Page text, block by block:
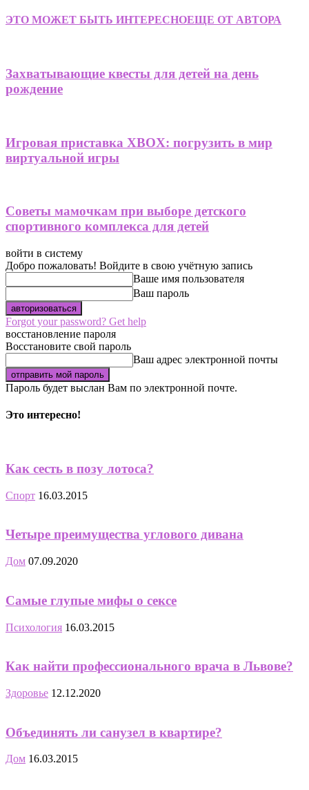
ЭТО МОЖЕТ БЫТЬ ИНТЕРЕСНОЕЩЕ ОТ АВТОРА
Захватывающие квесты для детей на день
рождение
Игровая приставка XBOX: погрузить в мир
виртуальной игры
Советы мамочкам при выборе детского
спортивного комплекса для детей
войти в систему
Добро пожаловать! Войдите в свою учётную запись
Ваше имя пользователя
Ваш пароль
Forgot your password? Get help
восстановление пароля
Восстановите свой пароль
Ваш адрес электронной почты
Пароль будет выслан Вам по электронной почте.
Это интересно!
Как сесть в позу лотоса?
Спорт 16.03.2015
Четыре преимущества углового дивана
Дом 07.09.2020
Самые глупые мифы о сексе
Психология 16.03.2015
Как найти профессионального врача в Львове?
Здоровье 12.12.2020
Объединять ли санузел в квартире?
Дом 16.03.2015